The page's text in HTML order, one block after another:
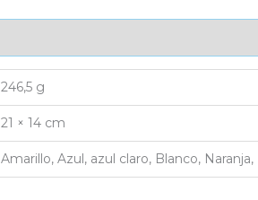
246,5 g
21 × 14 cm
Amarillo, Azul, azul claro, Blanco,